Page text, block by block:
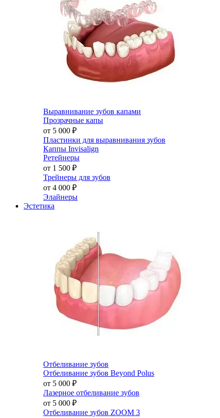
Выравнивание зубов капами
Прозрачные капы
от 5 000 ₽
Пластинки для выравнивания зубов
Каппы Invisalign
Ретейнеры
от 1 500 ₽
Трейнеры для зубов
от 4 000 ₽
Элайнеры
Эстетика
Отбеливание зубов
Отбеливание зубов Beyond Polus
от 5 000 ₽
Лазерное отбеливание зубов
от 5 000 ₽
Отбеливание зубов ZOOM 3